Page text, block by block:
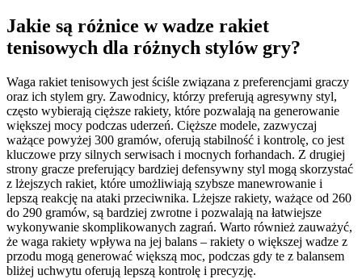
Jakie są różnice w wadze rakiet
tenisowych dla różnych stylów gry?
Waga rakiet tenisowych jest ściśle związana z preferencjami graczy
oraz ich stylem gry. Zawodnicy, którzy preferują agresywny styl,
często wybierają cięższe rakiety, które pozwalają na generowanie
większej mocy podczas uderzeń. Cięższe modele, zazwyczaj
ważące powyżej 300 gramów, oferują stabilność i kontrolę, co jest
kluczowe przy silnych serwisach i mocnych forhandach. Z drugiej
strony gracze preferujący bardziej defensywny styl mogą skorzystać
z lżejszych rakiet, które umożliwiają szybsze manewrowanie i
lepszą reakcję na ataki przeciwnika. Lżejsze rakiety, ważące od 260
do 290 gramów, są bardziej zwrotne i pozwalają na łatwiejsze
wykonywanie skomplikowanych zagrań. Warto również zauważyć,
że waga rakiety wpływa na jej balans – rakiety o większej wadze z
przodu mogą generować większą moc, podczas gdy te z balansem
bliżej uchwytu oferują lepszą kontrolę i precyzję.